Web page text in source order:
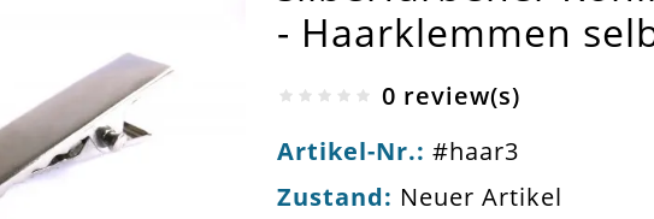
- Haarklemmen
0 review(s)
Artikel-Nr.: #haar3
Zustand: Neuer Artikel